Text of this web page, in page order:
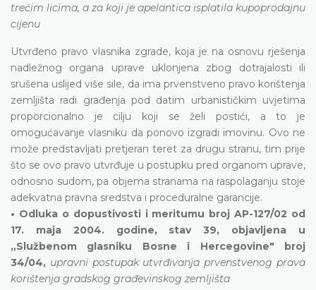
trećim licima, a za koji je apelantica isplatila kupoprodajnu
cijenu
Utvrđeno pravo vlasnika zgrade, koja je na osnovu rješenja
nadležnog organa uprave uklonjena zbog dotrajalosti ili
srušena uslijed više sile, da ima prvenstveno pravo korištenja
zemljišta radi građenja pod datim urbanističkim uvjetima
proporcionalno je cilju koji se želi postići, a to je
omogućavanje vlasniku da ponovo izgradi imovinu. Ovo ne
može predstavljati pretjeran teret za drugu stranu, tim prije
što se ovo pravo utvrđuje u postupku pred organom uprave,
odnosno sudom, pa objema stranama na raspolaganju stoje
adekvatna pravna sredstva i proceduralne garancije.
• Odluka o dopustivosti i meritumu broj AP-127/02 od
17. maja 2004. godine, stav 39, objavljena u
„Službenom glasniku Bosne i Hercegovine" broj
34/04, upravni postupak utvrđivanja prvenstvenog prava
korištenja gradskog građevinskog zemljišta